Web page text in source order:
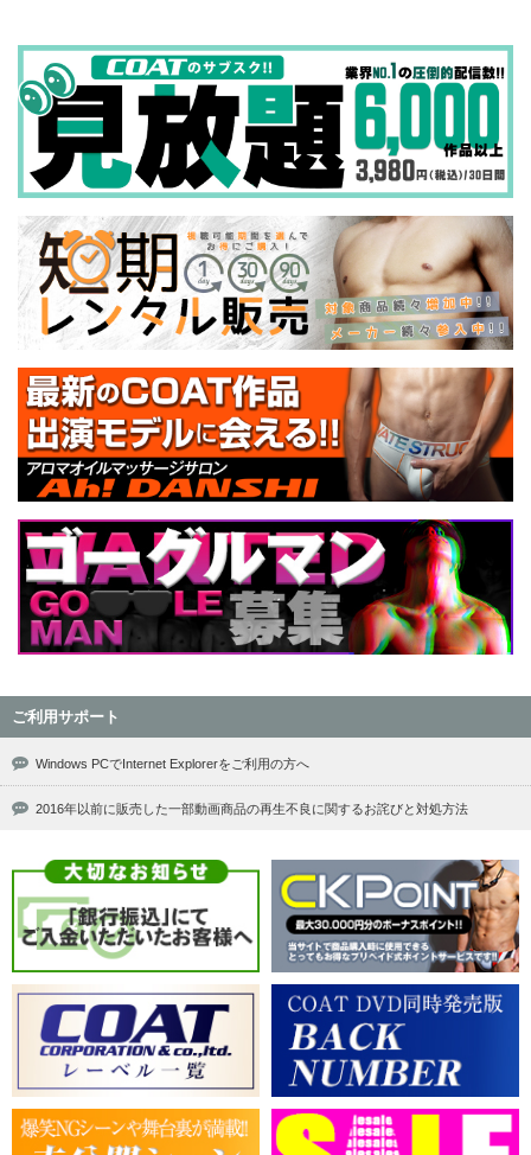
ご利用サポート
Windows PCでInternet Explorerをご利用の方へ
2016年以前に販売した一部動画商品の再生不良に関するお詫びと対処方法